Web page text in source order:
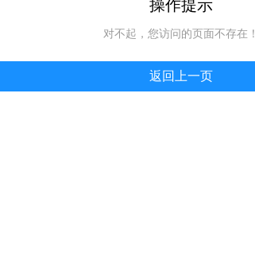
操作提示
对不起，您访问的页面不存在！
返回上一页